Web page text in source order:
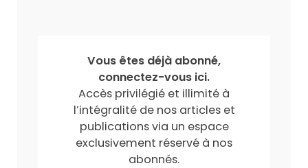
Vous êtes déjà abonné,
connectez-vous ici.
Accès privilégié et illimité à
l’intégralité de nos articles et
publications via un espace
exclusivement réservé à nos
abonnés.